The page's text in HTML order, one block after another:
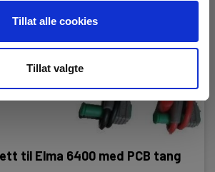
Tillat alle cookies
Tillat valgte
til Elma 6400 med PCB tang